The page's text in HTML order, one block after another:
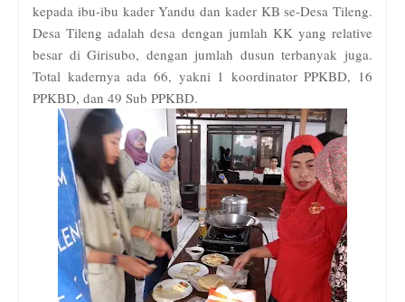
kepada ibu-ibu kader Yandu dan kader KB se-Desa Tileng.
Desa Tileng adalah desa dengan jumlah KK yang relative
besar di Girisubo, dengan jumlah dusun terbanyak juga.
Total kadernya ada 66, yakni 1 koordinator PPKBD, 16
PPKBD, dan 49 Sub PPKBD.